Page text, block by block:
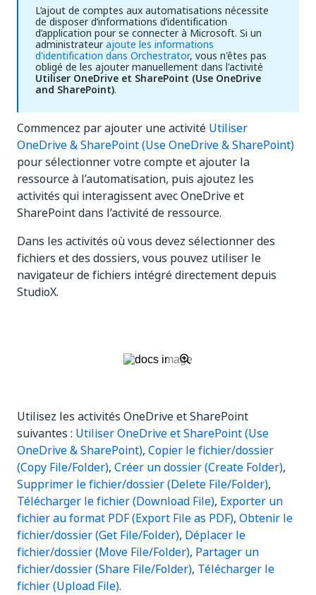
L’ajout de comptes aux automatisations nécessite
de disposer d’informations d’identification
d’application pour se connecter à Microsoft. Si un
administrateurajoute les informations
d'identification dans Orchestrator, vous n'êtes pas
obligé de les ajouter manuellement dans l'activité
Utiliser OneDrive et SharePoint (Use OneDrive
and SharePoint).
Commencez par ajouter une activité Utiliser
OneDrive & SharePoint (Use OneDrive & SharePoint)
pour sélectionner votre compte et ajouter la
ressource à l’automatisation, puis ajoutez les
activités qui interagissent avec OneDrive et
SharePoint dans l’activité de ressource.
Dans les activités où vous devez sélectionner des
fichiers et des dossiers, vous pouvez utiliser le
navigateur de fichiers intégré directement depuis
StudioX.
Utilisez les activités OneDrive et SharePoint
suivantes : Utiliser OneDrive et SharePoint (Use
OneDrive & SharePoint), Copier le fichier/dossier
(Copy File/Folder), Créer un dossier (Create Folder),
Supprimer le fichier/dossier (Delete File/Folder),
Télécharger le fichier (Download File), Exporter un
fichier au format PDF (Export File as PDF), Obtenir le
fichier/dossier (Get File/Folder), Déplacer le
fichier/dossier (Move File/Folder), Partager un
fichier/dossier (Share File/Folder), Télécharger le
fichier (Upload File).